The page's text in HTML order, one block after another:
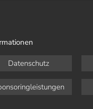
Datenschutz